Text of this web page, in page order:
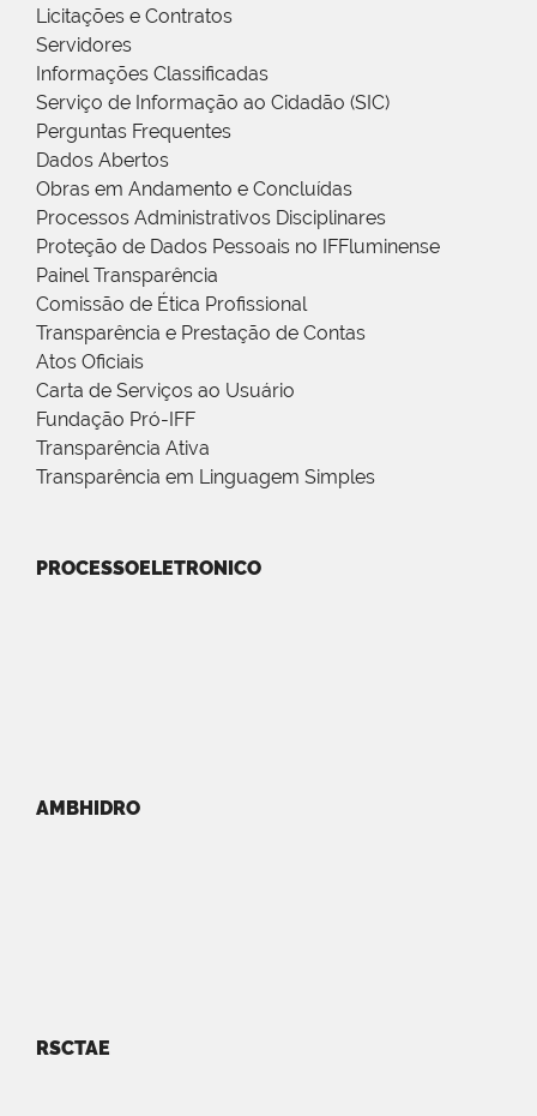
Licitações e Contratos
Servidores
Informações Classificadas
Serviço de Informação ao Cidadão (SIC)
Perguntas Frequentes
Dados Abertos
Obras em Andamento e Concluídas
Processos Administrativos Disciplinares
Proteção de Dados Pessoais no IFFluminense
Painel Transparência
Comissão de Ética Profissional
Transparência e Prestação de Contas
Atos Oficiais
Carta de Serviços ao Usuário
Fundação Pró-IFF
Transparência Ativa
Transparência em Linguagem Simples
PROCESSOELETRONICO
AMBHIDRO
RSCTAE